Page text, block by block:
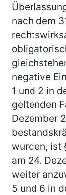
nach dem
negative
1 und 2 in
geltenden
Dezember
wurden, ist
am 24.
weiter
5 und 6 in